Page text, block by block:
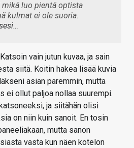
mikä luo pientä optista
kulmat ei ole suoria.
vain jutun kuvaa, ja sain
siitä. Koitin hakea lisää kuvia
asian paremmin, mutta
ei ollut paljoa nollaa suurempi.
ja siitähän olisi
on niin kuin sanoit. En tosin
mutta sanon
vasta kun näen kotelon